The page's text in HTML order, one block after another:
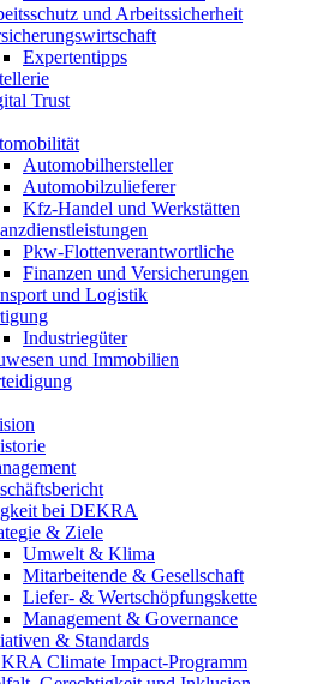
und Arbeitssicherheit
Expertentipps
Trust
Automobilhersteller
Automobilzulieferer
Kfz-Handel und Werkstätten
Pkw‑Flottenverantwortliche
Finanzen und Versicherungen
und Logistik
Industriegüter
und Immobilien
bei DEKRA
& Ziele
Umwelt & Klima
Mitarbeitende & Gesellschaft
Liefer- & Wertschöpfungskette
Management & Governance
& Standards
Climate Impact-Programm